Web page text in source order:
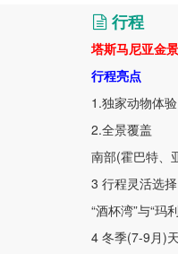
行程
塔斯马尼亚金
行程亮点
1.独家动物体验
2.全景覆盖
南部(霍巴特、
3 行程灵活选择
“酒杯湾”与“玛
4 冬季(7-9月)